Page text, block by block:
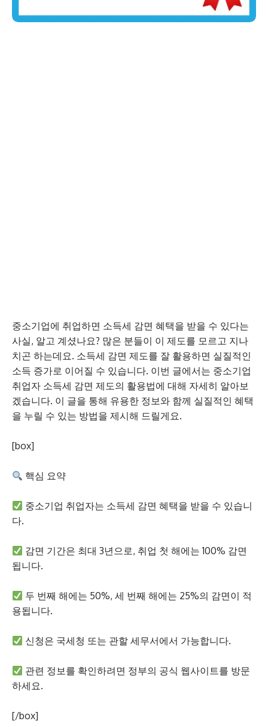
중소기업에 취업하면 소득세 감면 혜택을 받을 수 있다는
사실, 알고 계셨나요? 많은 분들이 이 제도를 모르고 지나
치곤 하는데요. 소득세 감면 제도를 잘 활용하면 실질적인
소득 증가로 이어질 수 있습니다. 이번 글에서는 중소기업
취업자 소득세 감면 제도의 활용법에 대해 자세히 알아보
겠습니다. 이 글을 통해 유용한 정보와 함께 실질적인 혜택
을 누릴 수 있는 방법을 제시해 드릴게요.
[box]
핵심 요약
중소기업 취업자는 소득세 감면 혜택을 받을 수 있습니
다.
감면 기간은 최대 3년으로, 취업 첫 해에는 100% 감면
됩니다.
두 번째 해에는 50%, 세 번째 해에는 25%의 감면이 적
용됩니다.
신청은 국세청 또는 관할 세무서에서 가능합니다.
관련 정보를 확인하려면 정부의 공식 웹사이트를 방문
하세요.
[/box]